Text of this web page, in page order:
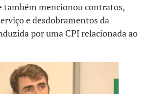
também mencionou contratos,
e desdobramentos da
por uma CPI relacionada ao